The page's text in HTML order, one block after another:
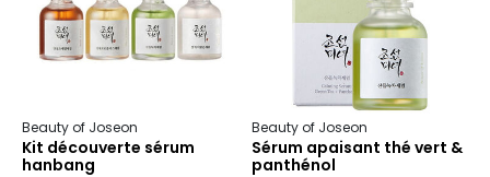
Beauty of Joseon
Kit découverte sérum
hanbang
Beauty of Joseon
Sérum apaisant thé vert &
panthénol